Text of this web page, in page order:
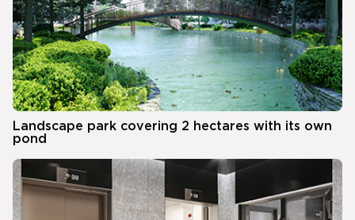
Landscape park covering 2 hectares with its own
pond